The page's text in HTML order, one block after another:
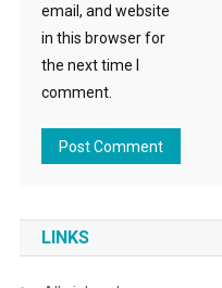
email, and website
in this browser for
the next time I
comment.
LINKS